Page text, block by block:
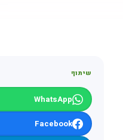
שיתוף
WhatsApp
Facebook